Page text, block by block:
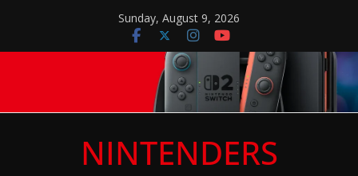
content
Sunday, August 9, 2026
NINTENDERS